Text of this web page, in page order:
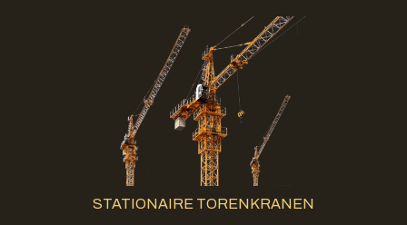
STATIONAIRE TORENKRANEN